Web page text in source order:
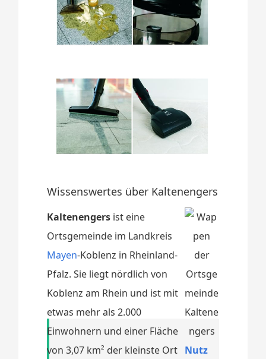
Wissenswertes über Kaltenengers
Kaltenengers ist eine
Ortsgemeinde im Landkreis
Mayen-Koblenz in Rheinland-
Pfalz. Sie liegt nördlich von
Koblenz am Rhein und ist mit
etwas mehr als 2.000
Einwohnern und einer Fläche
von 3,07 km² der kleinste Ort Nutz